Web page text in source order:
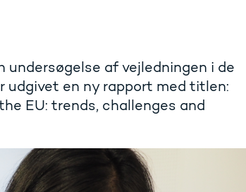
af vejledningen i de
udgivet en ny rapport med titlen:
EU: trends, challenges and